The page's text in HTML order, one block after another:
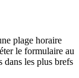
plage horaire
le formulaire au
dans les plus brefs